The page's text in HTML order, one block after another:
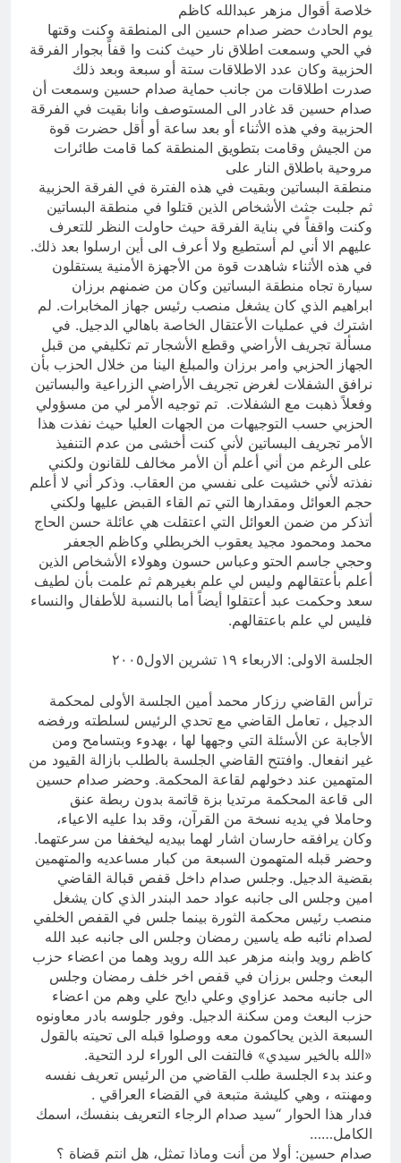
خلاصة أقوال مزهر عبدالله كاظم
يوم الحادث حضر صدام حسين الى المنطقة وكنت وقتها
في الحي وسمعت اطلاق نار حيث كنت وا قفاً بجوار الفرقة
الحزبية وكان عدد الاطلاقات ستة أو سبعة وبعد ذلك
صدرت اطلاقات من جانب حماية صدام حسين وسمعت أن
صدام حسين قد غادر الى المستوصف وانا بقيت في الفرقة
الحزبية وفي هذه الأثناء أو بعد ساعة أو أقل حضرت قوة
من الجيش وقامت بتطويق المنطقة كما قامت طائرات
مروحية باطلاق النار على
منطقة البساتين وبقيت في هذه الفترة في الفرقة الحزبية
ثم جلبت جثث الأشخاص الذين قتلوا في منطقة البساتين
وكنت واقفاً في بناية الفرقة حيث حاولت النظر للتعرف
عليهم الا أني لم أستطيع ولا أعرف الى أين ارسلوا بعد ذلك.
في هذه الأثناء شاهدت قوة من الأجهزة الأمنية يستقلون
سيارة تجاه منطقة البساتين وكان من ضمنهم برزان
ابراهيم الذي كان يشغل منصب رئيس جهاز المخابرات. لم
اشترك في عمليات الأعتقال الخاصة باهالي الدجيل. في
مسألة تجريف الأراضي وقطع الأشجار تم تكليفي من قبل
الجهاز الحزبي وامر برزان والمبلغ الينا من خلال الحزب بأن
نرافق الشفلات لغرض تجريف الأراضي الزراعية والبساتين
وفعلاً ذهبت مع الشفلات. تم توجيه الأمر لي من مسؤولي
الحزبي حسب التوجيهات من الجهات العليا حيث نفذت هذا
الأمر تجريف البساتين لأني كنت أخشى من عدم التنفيذ
على الرغم من أني أعلم أن الأمر مخالف للقانون ولكني
نفذته لأني خشيت على نفسي من العقاب. وذكر أني لا أعلم
حجم العوائل ومقدارها التي تم القاء القبض عليها ولكني
أتذكر من ضمن العوائل التي اعتقلت هي عائلة حسن الحاج
محمد ومحمود مجيد يعقوب الخربطلي وكاظم الجعفر
وحجي جاسم الحتو وعباس حسون وهولاء الأشخاص الذين
أعلم بأعتقالهم وليس لي علم بغيرهم ثم علمت بأن لطيف
سعد وحكمت عبد أعتقلوا أيضاً أما بالنسبة للأطفال والنساء
فليس لي علم باعتقالهم.
الجلسة الاولى: الاربعاء ١٩ تشرين الاول٢٠٠٥
ترأس القاضي رزكار محمد أمين الجلسة الأولى لمحكمة
الدجيل ، تعامل القاضي مع تحدي الرئيس لسلطته ورفضه
الأجابة عن الأسئلة التي وجهها لها ، بهدوء وبتسامح ومن
غير انفعال. وافتتح القاضي الجلسة بالطلب بازالة القيود من
المتهمين عند دخولهم لقاعة المحكمة. وحضر صدام حسين
الى قاعة المحكمة مرتديا بزة قاتمة بدون ربطة عنق
وحاملا في يديه نسخة من القرآن، وقد بدا عليه الاعياء،
وكان يرافقه حارسان اشار لهما بيديه ليخففا من سرعتهما.
وحضر قبله المتهمون السبعة من كبار مساعديه والمتهمين
بقضية الدجيل. وجلس صدام داخل قفص قبالة القاضي
امين وجلس الى جانبه عواد حمد البندر الذي كان يشغل
منصب رئيس محكمة الثورة بينما جلس في القفص الخلفي
لصدام نائبه طه ياسين رمضان وجلس الى جانبه عبد الله
كاظم رويد وابنه مزهر عبد الله رويد وهما من اعضاء حزب
البعث وجلس برزان في قفص اخر خلف رمضان وجلس
الى جانبه محمد عزاوي وعلي دايح علي وهم من اعضاء
حزب البعث ومن سكنة الدجيل. وفور جلوسه بادر معاونوه
السبعة الذين يحاكمون معه ووصلوا قبله الى تحيته بالقول
«الله بالخير سيدي» فالتفت الى الوراء لرد التحية.
وعند بدء الجلسة طلب القاضي من الرئيس تعريف نفسه
ومهنته ، وهي كليشة متبعة في القضاء العراقي .
فدار هذا الحوار “سيد صدام الرجاء التعريف بنفسك، اسمك
الكامل……
صدام حسين: أولا من أنت وماذا تمثل، هل انتم قضاة ؟